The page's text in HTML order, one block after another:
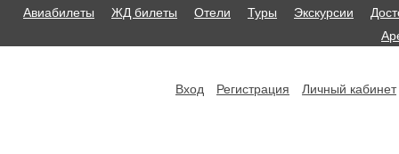
Авиабилеты ЖД билеты Отели Туры Экскурсии
Вход Регистрация Личный кабинет